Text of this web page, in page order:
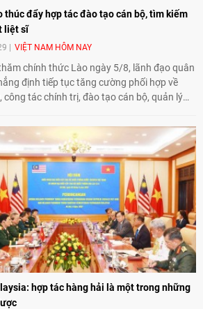
thúc đẩy hợp tác đào tạo cán bộ, tìm kiếm
liệt sĩ
VIỆT NAM HÔM NAY
chính thức Lào ngày 5/8, lãnh đạo quân
định tiếp tục tăng cường phối hợp về
công tác chính trị, đào tạo cán bộ, quản lý
hệ hữu nghị đặc biệt Việt Nam - Lào.
hợp tác hàng hải là một trong những